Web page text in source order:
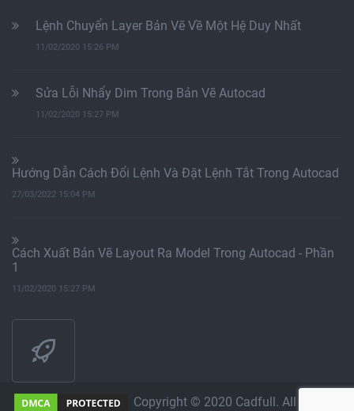
Lệnh Chuyển Layer Bản Vẽ Về Một Hệ Duy Nhất
11/02/2020 15:26 PM
Sửa Lỗi Nhẩy Dim Trong Bản Vẽ Autocad
11/02/2020 15:27 PM
Hướng Dẫn Cách Đổi Lệnh Và Đặt Lệnh Tắt Trong Autocad
27/03/2022 15:04 PM
Cách Xuất Bản Vẽ Layout Ra Model Trong Autocad - Phần
1
11/02/2020 15:27 PM
Copyright © 2020 Cadfull. All Rights